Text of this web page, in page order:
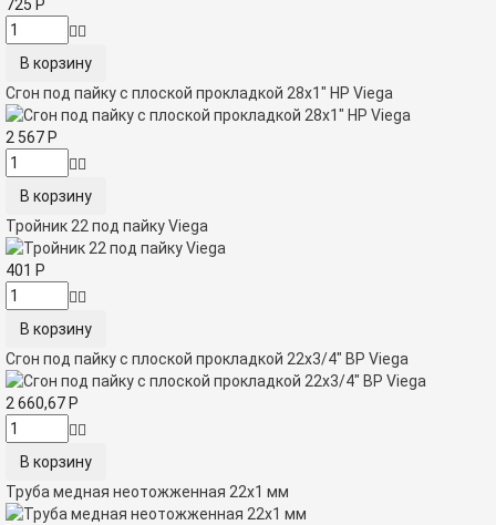
725 Р
Сгон под пайку с плоской прокладкой 28х1" НР Viega
2 567 Р
Тройник 22 под пайку Viega
401 Р
Сгон под пайку с плоской прокладкой 22x3/4" ВР Viega
2 660,67 Р
Труба медная неотожженная 22х1 мм